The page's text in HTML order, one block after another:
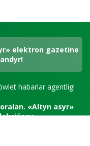
elektron gazetine
habarlar agentligi
«Altyn asyr»